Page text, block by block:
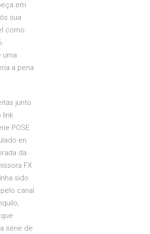
em
sua
como
uma
a pena
junto
link
POSE
en
da
FX
sido
canal
série de